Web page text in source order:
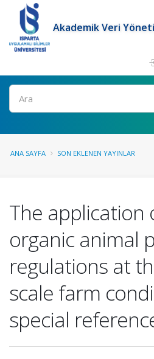
Akademik Veri
Ara
ANA SAYFA SON EKLENEN YAYINLAR
The application
organic animal
regulations at
scale farm
special